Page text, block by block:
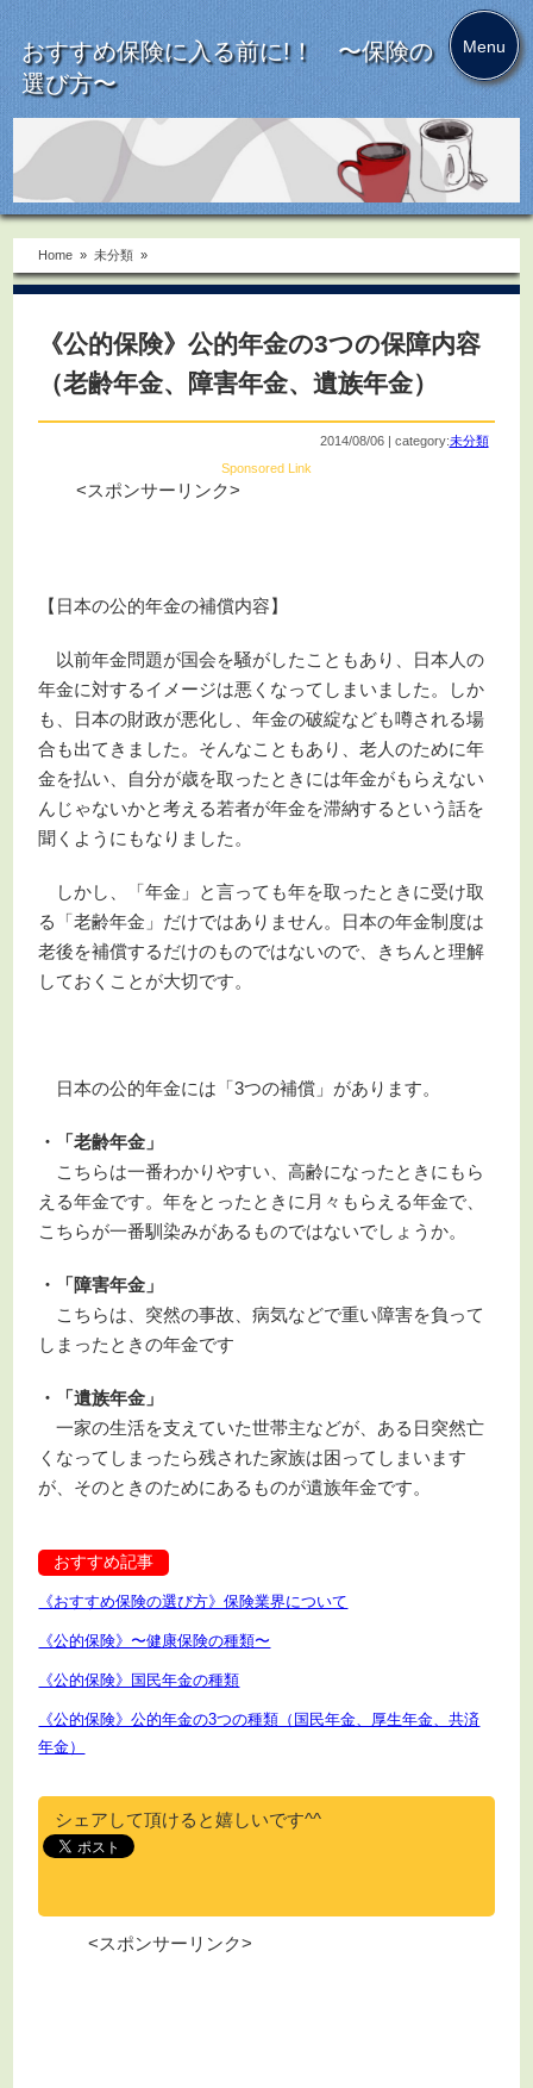
おすすめ保険に入る前に!！ 〜保険の
選び方〜
Home »未分類 »
《公的保険》公的年金の3つの保障内容
（老齢年金、障害年金、遺族年金）
2014/08/06 | category:未分類
Sponsored Link
<スポンサーリンク>
【日本の公的年金の補償内容】
以前年金問題が国会を騒がしたこともあり、日本人の
年金に対するイメージは悪くなってしまいました。しか
も、日本の財政が悪化し、年金の破綻なども噂される場
合も出てきました。そんなこともあり、老人のために年
金を払い、自分が歳を取ったときには年金がもらえない
んじゃないかと考える若者が年金を滞納するという話を
聞くようにもなりました。
しかし、「年金」と言っても年を取ったときに受け取
る「老齢年金」だけではありません。日本の年金制度は
老後を補償するだけのものではないので、きちんと理解
しておくことが大切です。
日本の公的年金には「3つの補償」があります。
・「老齢年金」
こちらは一番わかりやすい、高齢になったときにもら
える年金です。年をとったときに月々もらえる年金で、
こちらが一番馴染みがあるものではないでしょうか。
・「障害年金」
こちらは、突然の事故、病気などで重い障害を負って
しまったときの年金です
・「遺族年金」
一家の生活を支えていた世帯主などが、ある日突然亡
くなってしまったら残された家族は困ってしまいます
が、そのときのためにあるものが遺族年金です。
おすすめ記事
《おすすめ保険の選び方》保険業界について
《公的保険》〜健康保険の種類〜
《公的保険》国民年金の種類
《公的保険》公的年金の3つの種類（国民年金、厚生年金、共済
年金）
シェアして頂けると嬉しいです^^
<スポンサーリンク>
Menu